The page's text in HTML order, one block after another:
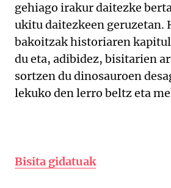
gehiago irakur daitezke
ukitu daitezkeen geruzetan.
bakoitzak historiaren
du eta, adibidez, bisitarien
sortzen du dinosauroen
lekuko den lerro beltz eta
Bisita gidatuak